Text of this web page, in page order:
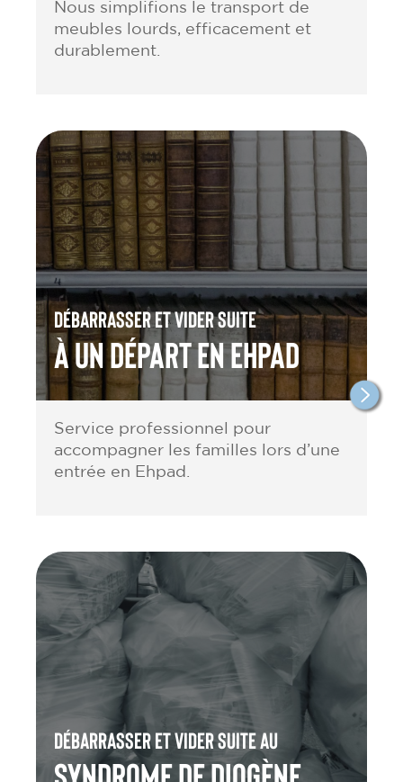
Nous simplifions le transport de
meubles lourds, efficacement et
durablement.
Débarrasser et vider suite
à un départ en Ehpad
Service professionnel pour
accompagner les familles lors d’une
entrée en Ehpad.
Débarrasser et vider suite au